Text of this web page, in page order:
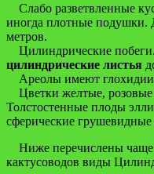
Слабо разветвленные
иногда плотные подушки.
метров.
Цилиндрические
цилиндрические листья
Ареолы имеют
Цветки желтые, розовые
Толстостенные плоды
сферические
Ниже перечислены чаще
кактусоводов виды